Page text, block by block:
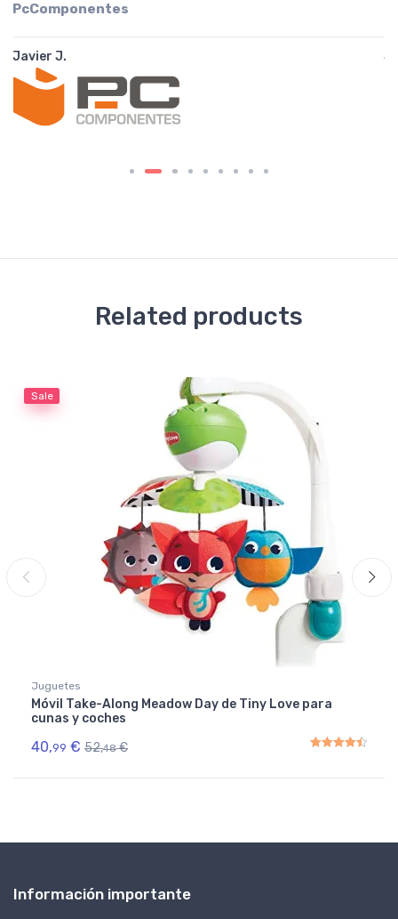
Portugal
João A.
Related products
Sale
Juguetes
Móvil Take-Along Meadow Day de Tiny Love para
cunas y coches
40, 99 € 52, 48 €
Rated4.50out of 5
Información importante